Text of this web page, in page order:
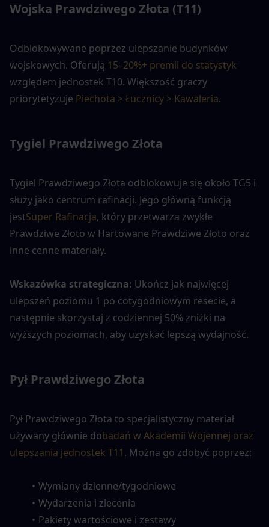
Wojska Prawdziwego Złota (T11)
Odblokowywane poprzez ulepszanie budynków
wojskowych. Oferują 15–20%+ premii do statystyk
względem jednostek T10. Większość graczy
priorytetyzuje Piechota > Łucznicy > Kawaleria.
Tygiel Prawdziwego Złota
Tygiel Prawdziwego Złota odblokowuje się około TG5 i
służy jako centrum rafinacji. Jego główną funkcją
jestSuper Rafinacja, który przetwarza zwykłe
Prawdziwe Złoto w Hartowane Prawdziwe Złoto oraz
inne cenne materiały.
Wskazówka strategiczna: Ukończ jak najwięcej
ulepszeń poziomu 1 po cotygodniowym resecie, a
następnie skorzystaj z codziennej 50% zniżki na
wyższych poziomach, aby uzyskać lepszą wydajność.
Pył Prawdziwego Złota
Pył Prawdziwego Złota to specjalistyczny materiał
używany głównie dobadań w Akademii Wojennej oraz
ulepszania jednostek T11. Można go zdobyć poprzez:
Wymiany dzienne/tygodniowe
Wydarzenia i zlecenia
Pakiety wartościowe i zestawy